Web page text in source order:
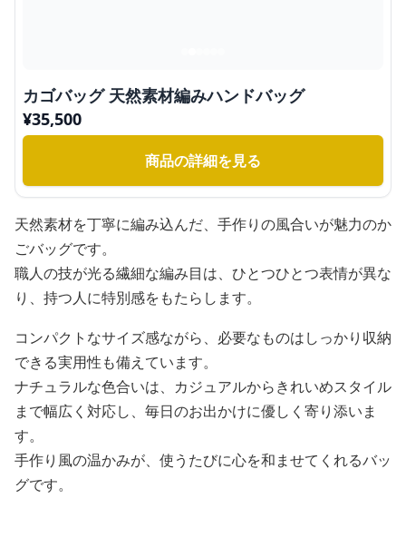
カゴバッグ 天然素材編みハンドバッグ
¥35,500
商品の詳細を見る
天然素材を丁寧に編み込んだ、手作りの風合いが魅力のか
ごバッグです。
職人の技が光る繊細な編み目は、ひとつひとつ表情が異な
り、持つ人に特別感をもたらします。
コンパクトなサイズ感ながら、必要なものはしっかり収納
できる実用性も備えています。
ナチュラルな色合いは、カジュアルからきれいめスタイル
まで幅広く対応し、毎日のお出かけに優しく寄り添いま
す。
手作り風の温かみが、使うたびに心を和ませてくれるバッ
グです。